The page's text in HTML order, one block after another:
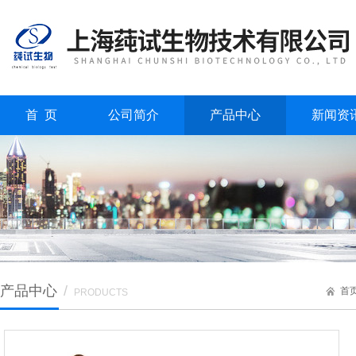
首 页 公司简介 产品中心 新闻资
产品中心 / PRODUCTS 首